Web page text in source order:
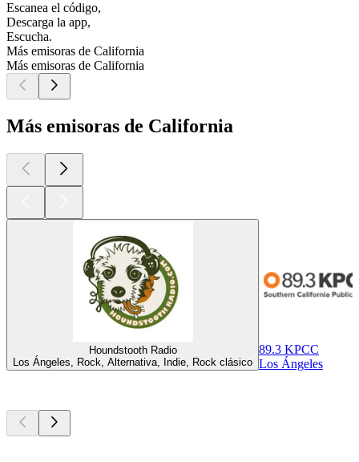
Escanea el código,
Descarga la app,
Escucha.
Más emisoras de California
Más emisoras de California
Más emisoras de California
Houndstooth Radio
Los Ángeles, Rock, Alternativa, Indie, Rock clásico
89.3 KPCC
Los Ángeles